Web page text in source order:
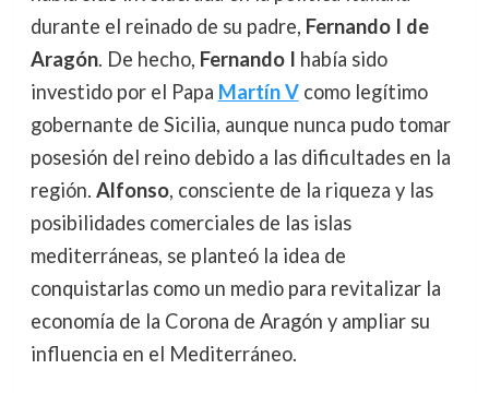
durante el reinado de su padre, Fernando I de
Aragón. De hecho, Fernando I había sido
investido por el Papa Martín Vcomo legítimo
gobernante de Sicilia, aunque nunca pudo tomar
posesión del reino debido a las dificultades en la
región. Alfonso, consciente de la riqueza y las
posibilidades comerciales de las islas
mediterráneas, se planteó la idea de
conquistarlas como un medio para revitalizar la
economía de la Corona de Aragón y ampliar su
influencia en el Mediterráneo.